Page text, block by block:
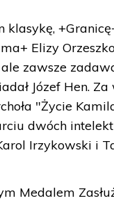
Elizy
zawsze
Józef Hen.
"Życie
dwóch
Irzykowski i
Medalem